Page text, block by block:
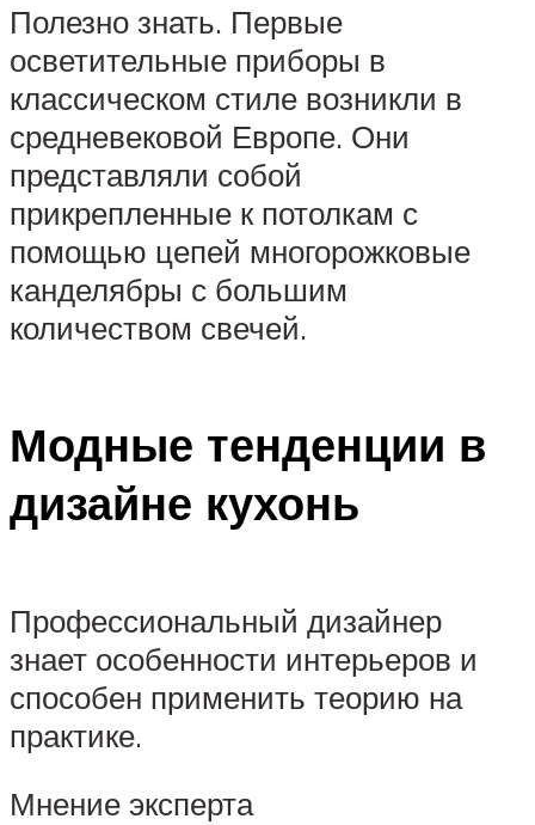
Полезно знать. Первые
осветительные приборы в
классическом стиле возникли в
средневековой Европе. Они
представляли собой
прикрепленные к потолкам с
помощью цепей многорожковые
канделябры с большим
количеством свечей.
Модные тенденции в
дизайне кухонь
Профессиональный дизайнер
знает особенности интерьеров и
способен применить теорию на
практике.
Мнение эксперта